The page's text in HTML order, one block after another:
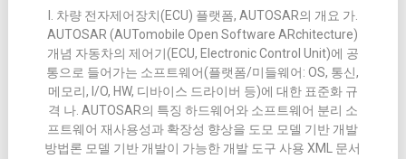
I. 차량 전자제어장치(ECU) 플랫폼, AUTOSAR의 개요 가.
AUTOSAR (AUTomobile Open Software ARchitecture)
개념 자동차의 제어기(ECU, Electronic Control Unit)에 공
통으로 들어가는 소프트웨어(플랫폼/미들웨어: OS, 통신,
메모리, I/O, HW, 디바이스 드라이버 등)에 대한 표준화 규
격 나. AUTOSAR의 특징 하드웨어와 소프트웨어 분리 소
프트웨어 재사용성과 확장성 향상을 도모 모델 기반 개발
방법론 모델 기반 개발이 가능한 개발 도구 사용 XML 문서